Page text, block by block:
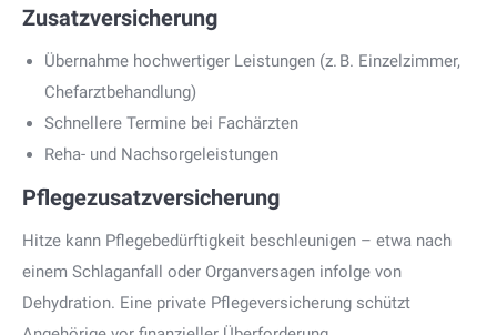
Zusatzversicherung
Übernahme hochwertiger Leistungen (z. B. Einzelzimmer,
Chefarztbehandlung)
Schnellere Termine bei Fachärzten
Reha- und Nachsorgeleistungen
Pflegezusatzversicherung
Hitze kann Pflegebedürftigkeit beschleunigen – etwa nach
einem Schlaganfall oder Organversagen infolge von
Dehydration. Eine private Pflegeversicherung schützt